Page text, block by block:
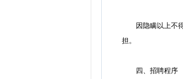
因隐瞒以上不得
担。
四、招聘程序